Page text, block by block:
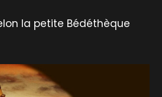
la petite Bédéthèque